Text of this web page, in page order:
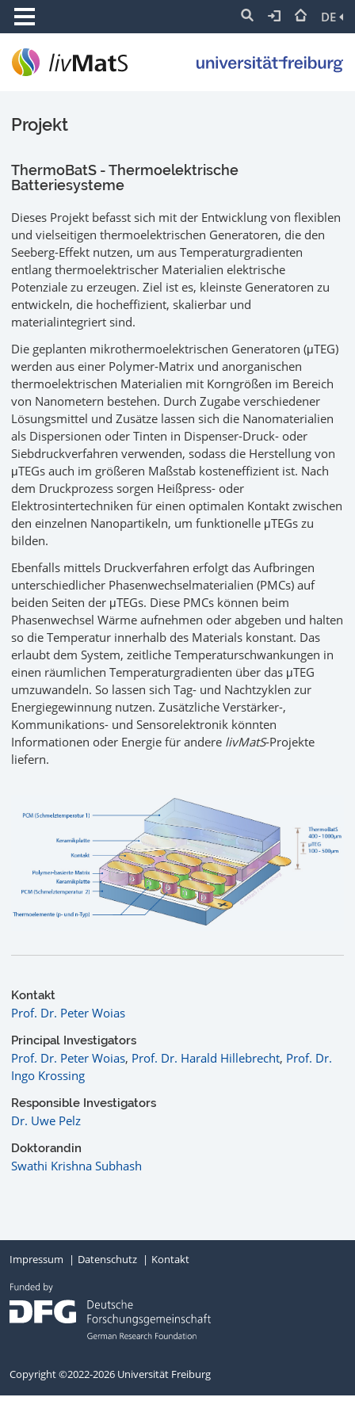
DE
Projekt
ThermoBatS - Thermoelektrische
Batteriesysteme
Dieses Projekt befasst sich mit der Entwicklung von flexiblen
und vielseitigen thermoelektrischen Generatoren, die den
Seeberg-Effekt nutzen, um aus Temperaturgradienten
entlang thermoelektrischer Materialien elektrische
Potenziale zu erzeugen. Ziel ist es, kleinste Generatoren zu
entwickeln, die hocheffizient, skalierbar und
materialintegriert sind.
Die geplanten mikrothermoelektrischen Generatoren (μTEG)
werden aus einer Polymer-Matrix und anorganischen
thermoelektrischen Materialien mit Korngrößen im Bereich
von Nanometern bestehen. Durch Zugabe verschiedener
Lösungsmittel und Zusätze lassen sich die Nanomaterialien
als Dispersionen oder Tinten in Dispenser-Druck- oder
Siebdruckverfahren verwenden, sodass die Herstellung von
μTEGs auch im größeren Maßstab kosteneffizient ist. Nach
dem Druckprozess sorgen Heißpress- oder
Elektrosintertechniken für einen optimalen Kontakt zwischen
den einzelnen Nanopartikeln, um funktionelle μTEGs zu
bilden.
Ebenfalls mittels Druckverfahren erfolgt das Aufbringen
unterschiedlicher Phasenwechselmaterialien (PMCs) auf
beiden Seiten der μTEGs. Diese PMCs können beim
Phasenwechsel Wärme aufnehmen oder abgeben und halten
so die Temperatur innerhalb des Materials konstant. Das
erlaubt dem System, zeitliche Temperaturschwankungen in
einen räumlichen Temperaturgradienten über das μTEG
umzuwandeln. So lassen sich Tag- und Nachtzyklen zur
Energiegewinnung nutzen. Zusätzliche Verstärker-,
Kommunikations- und Sensorelektronik könnten
Informationen oder Energie für andere livMatS-Projekte
liefern.
Kontakt
Prof. Dr. Peter Woias
Principal Investigators
Prof. Dr. Peter Woias, Prof. Dr. Harald Hillebrecht, Prof. Dr.
Ingo Krossing
Responsible Investigators
Dr. Uwe Pelz
Doktorandin
Swathi Krishna Subhash
Impressum Datenschutz Kontakt
Copyright ©2022-2026 Universität Freiburg